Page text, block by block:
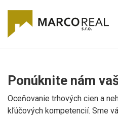
Ponúknite nám
Oceňovanie trhových cien a
kľúčových kompetencií. Sme